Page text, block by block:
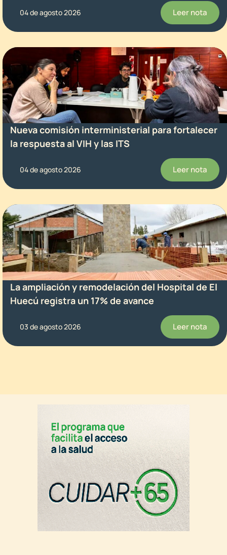
04 de agosto 2026 Leer nota
Nueva comisión interministerial para fortalecer
la respuesta al VIH y las ITS
04 de agosto 2026 Leer nota
La ampliación y remodelación del Hospital de El
Huecú registra un 17% de avance
03 de agosto 2026 Leer nota